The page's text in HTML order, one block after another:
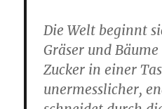
Die Welt beginnt
Gräser und
Zucker in einer
unermesslicher,